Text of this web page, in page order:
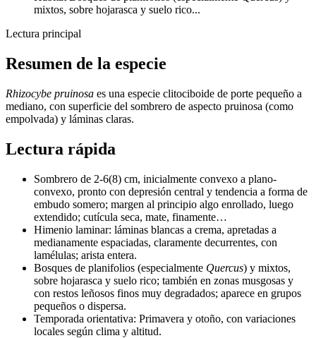
mixtos, sobre hojarasca y suelo rico...
Lectura principal
Resumen de la especie
Rhizocybe pruinosa es una especie clitociboide de porte pequeño a
mediano, con superficie del sombrero de aspecto pruinosa (como
empolvada) y láminas claras.
Lectura rápida
Sombrero de 2-6(8) cm, inicialmente convexo a plano-
convexo, pronto con depresión central y tendencia a forma de
embudo somero; margen al principio algo enrollado, luego
extendido; cutícula seca, mate, finamente…
Himenio laminar: láminas blancas a crema, apretadas a
medianamente espaciadas, claramente decurrentes, con
lamélulas; arista entera.
Bosques de planifolios (especialmente Quercus) y mixtos,
sobre hojarasca y suelo rico; también en zonas musgosas y
con restos leñosos finos muy degradados; aparece en grupos
pequeños o dispersa.
Temporada orientativa: Primavera y otoño, con variaciones
locales según clima y altitud.